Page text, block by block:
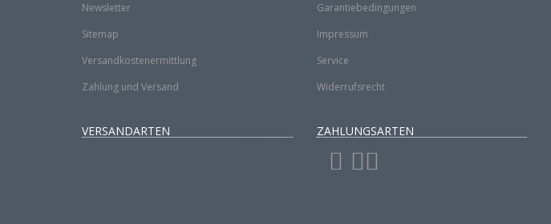
Newsletter
Sitemap
Versandkostenermittlung
Zahlung und Versand
Garantiebedingungen
Impressum
Service
Widerrufsrecht
VERSANDARTEN ZAHLUNGSARTEN